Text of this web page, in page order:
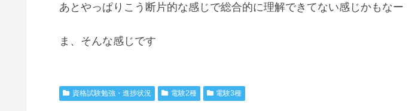
あとやっぱりこう断片的な感じで総合的に理解できてない感じかもなー
ま、そんな感じです
資格試験勉強・進捗状況 電験2種 電験3種